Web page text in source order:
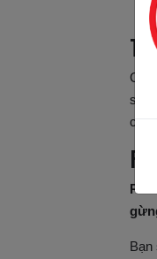
sự
cân
Rễ
Rễ